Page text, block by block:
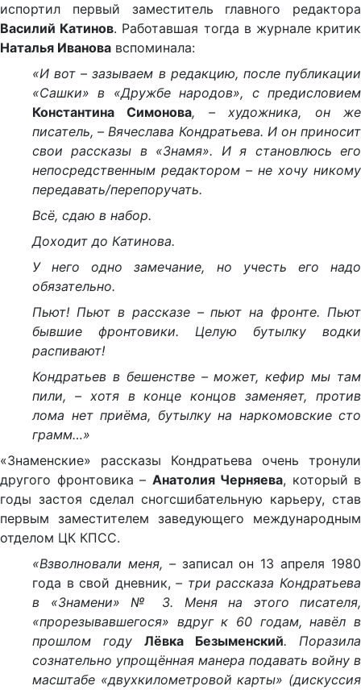
испортил первый заместитель главного редактора
Василий Катинов. Работавшая тогда в журнале критик
Наталья Иванова вспоминала:
«И вот – зазываем в редакцию, после публикации
«Сашки» в «Дружбе народов», с предисловием
Константина Симонова, – художника, он же
писатель, –Вячеслава Кондратьева. И он приносит
свои рассказы в «Знамя». И я становлюсь его
непосредственным редактором – не хочу никому
передавать/перепоручать.
Всё, сдаю в набор.
Доходит до Катинова.
У него одно замечание, но учесть его надо
обязательно.
Пьют! Пьют в рассказе – пьют на фронте. Пьют
бывшие фронтовики. Целую бутылку водки
распивают!
Кондратьев в бешенстве – может, кефир мы там
пили, – хотя в конце концов заменяет, против
лома нет приёма, бутылку на наркомовские сто
грамм…»
«Знаменские» рассказы Кондратьева очень тронули
другого фронтовика – Анатолия Черняева, который в
годы застоя сделал сногсшибательную карьеру, став
первым заместителем заведующего международным
отделом ЦК КПСС.
«Взволновали меня, – записал он 13 апреля 1980
года в свой дневник,– три рассказа Кондратьева
в «Знамени» № 3. Меня на этого писателя,
«прорезывавшегося» вдруг к 60 годам, навёл в
прошлом году Лёвка Безыменский. Поразила
сознательно упрощённая манера подавать войну в
масштабе «двухкилометровой карты» (дискуссия